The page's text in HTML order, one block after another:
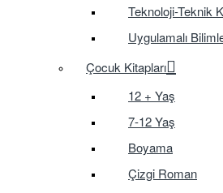
Teknoloji-Teknik
Uygulamalı
Çocuk Kitapları
12 + Yaş
7-12 Yaş
Boyama
Çizgi Roman